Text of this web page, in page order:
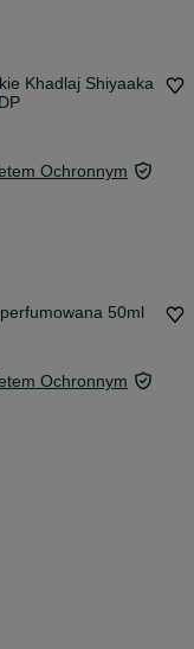
Khadlaj Shiyaaka
Ochronnym
50ml
Ochronnym